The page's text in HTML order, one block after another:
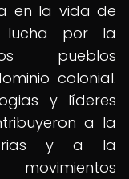
en la vida de
lucha por la
pueblos
colonial.
y líderes
a la
y a la